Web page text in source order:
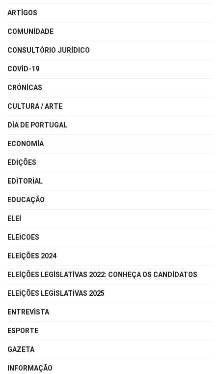
ARTIGOS
COMUNIDADE
CONSULTÓRIO JURÍDICO
COVID-19
CRÓNICAS
CULTURA / ARTE
DIA DE PORTUGAL
ECONOMIA
EDIÇÕES
EDITORIAL
EDUCAÇÃO
ELEI
ELEICOES
ELEIÇÕES 2024
ELEIÇÕES LEGISLATIVAS 2022: CONHEÇA OS CANDIDATOS
ELEIÇÕES LEGISLATIVAS 2025
ENTREVISTA
ESPORTE
GAZETA
INFORMAÇÃO